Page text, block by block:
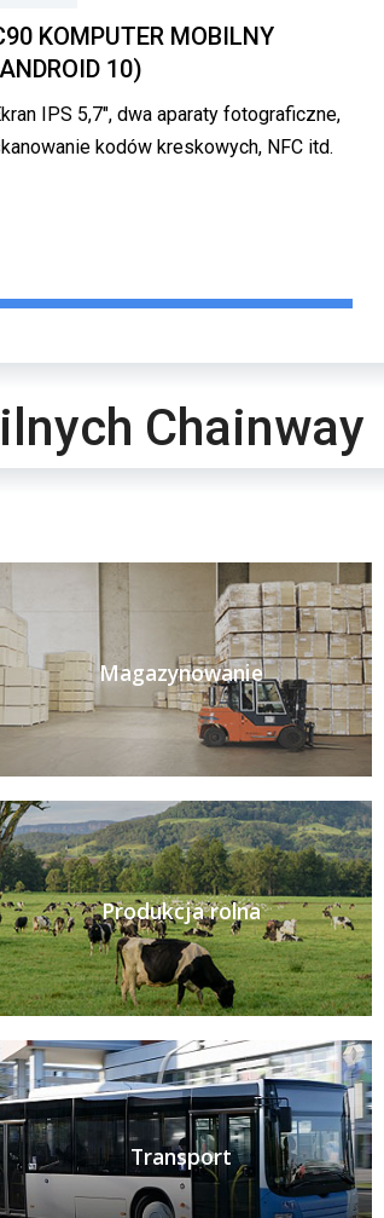
KOMPUTER MOBILNY
10)
IPS 5,7″, dwa aparaty fotograficzne,
kodów kreskowych, NFC itd.
Chainway
Magazynowanie
Produkcja rolna
Transport